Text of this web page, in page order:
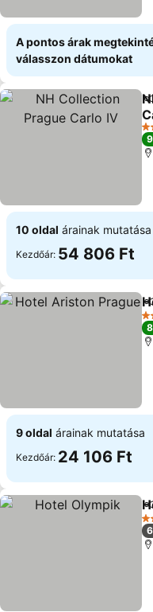
A pontos árak
válasszon dátumokat
5
10 oldal árainak mutatása
Kezdőár: 54 806 Ft
4
9 oldal árainak mutatása
Kezdőár: 24 106 Ft
4